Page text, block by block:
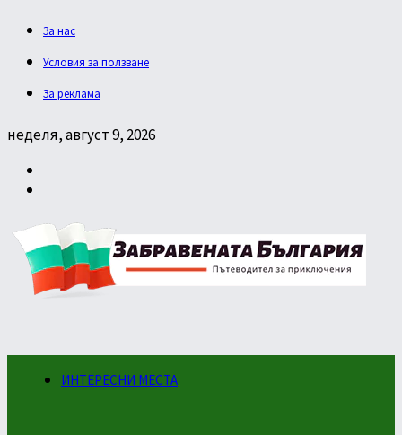
За нас
Условия за ползване
За реклама
неделя, август 9, 2026
ИНТЕРЕСНИ МЕСТА